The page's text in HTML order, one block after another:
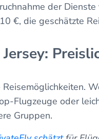
der Dienste
€, die geschätzte
Flugzeuge oder
Gruppen.